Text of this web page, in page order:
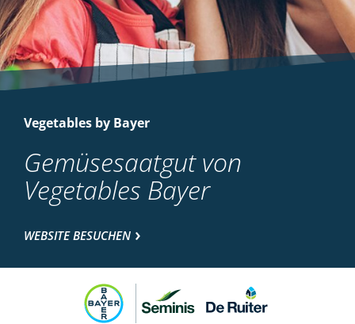
Vegetables by Bayer
Gemüsesaatgut von
Vegetables Bayer
WEBSITE BESUCHEN